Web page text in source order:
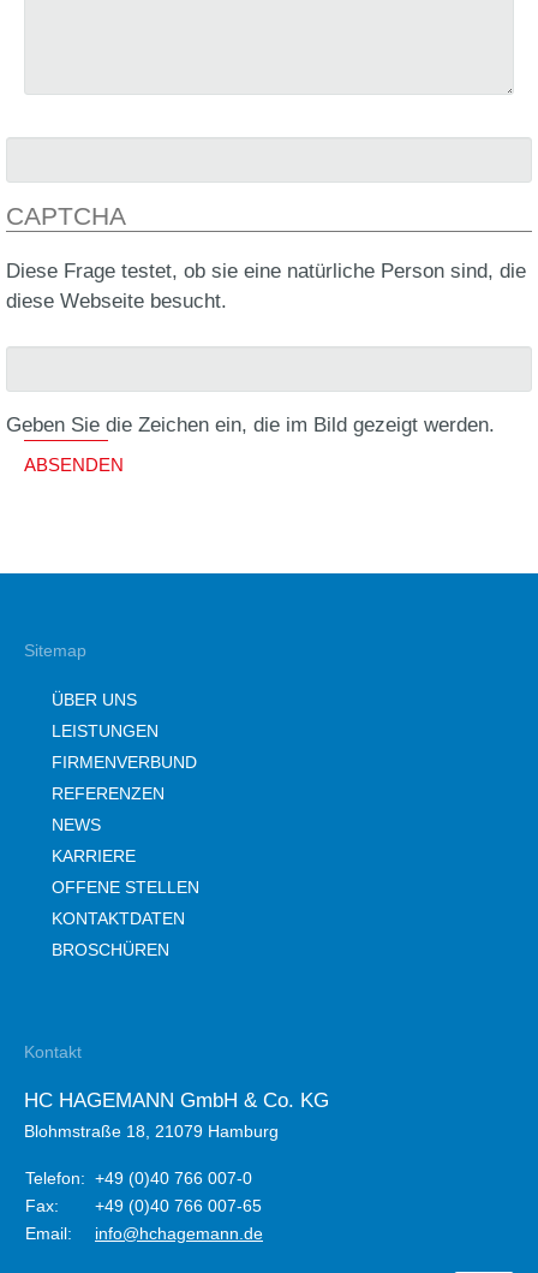
CAPTCHA
Diese Frage testet, ob sie eine natürliche Person sind, die
diese Webseite besucht.
Geben Sie die Zeichen ein, die im Bild gezeigt werden.
ABSENDEN
Sitemap
ÜBER UNS
LEISTUNGEN
FIRMENVERBUND
REFERENZEN
NEWS
KARRIERE
OFFENE STELLEN
KONTAKTDATEN
BROSCHÜREN
Kontakt
HC HAGEMANN GmbH & Co. KG
Blohmstraße 18, 21079 Hamburg
Telefon: +49 (0)40 766 007-0
Fax:
+49 (0)40 766 007-65
Email:
info@hchagemann.de